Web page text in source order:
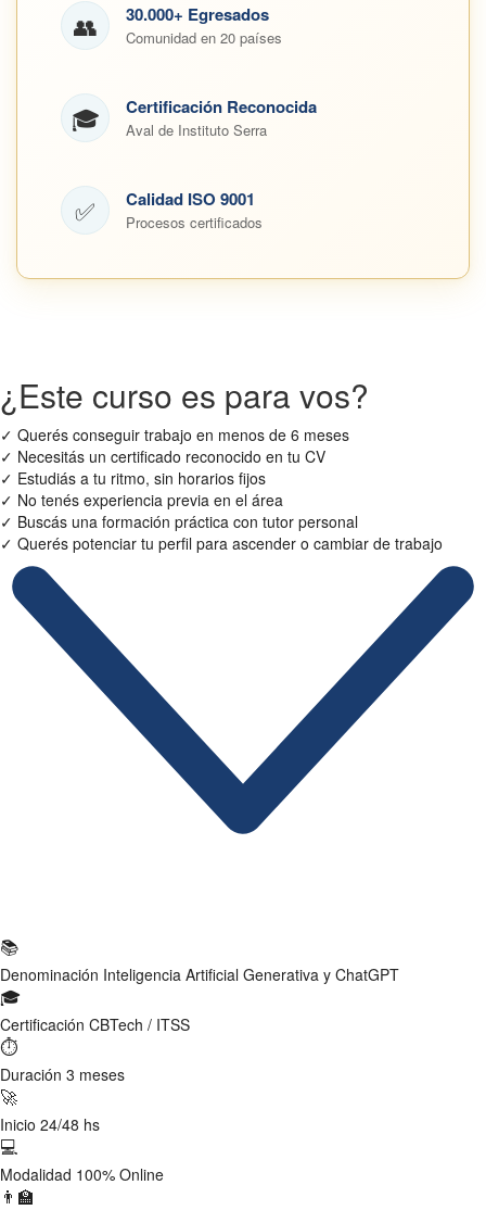
👥 30.000+ Egresados
Comunidad en 20 países
🎓 Certificación Reconocida
Aval de Instituto Serra
✅ Calidad ISO 9001
Procesos certificados
¿Este curso es para vos?
✓ Querés conseguir trabajo en menos de 6 meses
✓ Necesitás un certificado reconocido en tu CV
✓ Estudiás a tu ritmo, sin horarios fijos
✓ No tenés experiencia previa en el área
✓ Buscás una formación práctica con tutor personal
✓ Querés potenciar tu perfil para ascender o cambiar de trabajo
📚
Denominación Inteligencia Artificial Generativa y ChatGPT
🎓
Certificación CBTech / ITSS
⏱
Duración 3 meses
🚀
Inicio 24/48 hs
💻
Modalidad 100% Online
👨‍🏫